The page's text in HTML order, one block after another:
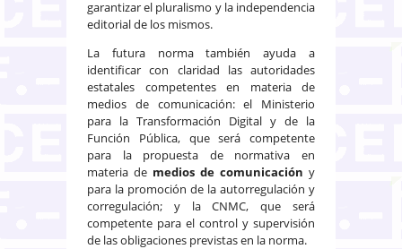
garantizar el pluralismo y la independencia
editorial de los mismos.
La futura norma también ayuda a
identificar con claridad las autoridades
estatales competentes en materia de
medios de comunicación: el Ministerio
para la Transformación Digital y de la
Función Pública, que será competente
para la propuesta de normativa en
materia de medios de comunicación y
para la promoción de la autorregulación y
corregulación; y la CNMC, que será
competente para el control y supervisión
de las obligaciones previstas en la norma.